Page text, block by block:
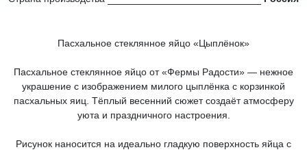
Пасхальное стеклянное яйцо «Цыплёнок»
Пасхальное стеклянное яйцо от «Фермы Радости» — нежное
украшение с изображением милого цыплёнка с корзинкой
пасхальных яиц. Тёплый весенний сюжет создаёт атмосферу
уюта и праздничного настроения.
Рисунок наносится на идеально гладкую поверхность яйца с